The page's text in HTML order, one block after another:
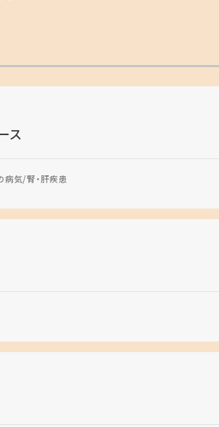
ス
病気 腎・肝疾患